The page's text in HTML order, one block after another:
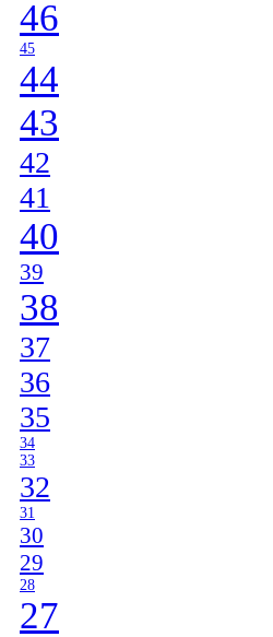
46
45
44
43
42
41
40
39
38
37
36
35
34
33
32
31
30
29
28
27